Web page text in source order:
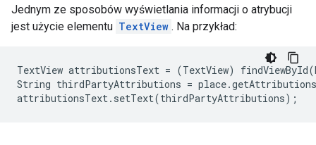
Jednym ze sposobów wyświetlania informacji o atrybucji
jest użycie elementu TextView . Na przykład:
TextView attributionsText = (TextView)
String thirdPartyAttributions =
attributionsText.setText(thirdPartyAttributions);